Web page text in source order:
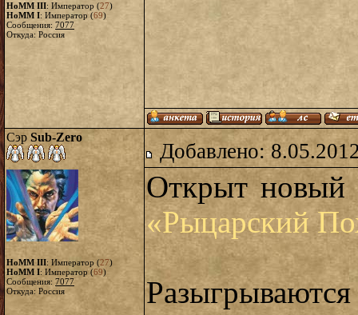
HoMM III: Император (27)
HoMM I: Император (69)
Сообщения: 7077
Откуда: Россия
Сэр Sub-Zero
HoMM III: Император (27)
HoMM I: Император (69)
Сообщения: 7077
Откуда: Россия
Добавлено:
Открыт
«Рыцарский